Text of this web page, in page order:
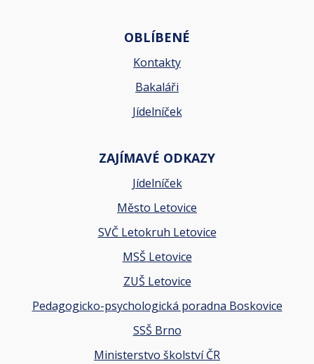
OBLÍBENÉ
Kontakty
Bakaláři
Jídelníček
ZAJÍMAVÉ ODKAZY
Jídelníček
Město Letovice
SVČ Letokruh Letovice
MSŠ Letovice
ZUŠ Letovice
Pedagogicko-psychologická poradna Boskovice
SSŠ Brno
Ministerstvo školství ČR